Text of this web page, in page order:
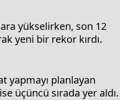
yükselirken, son 12
yeni bir rekor kırdı.
yapmayı planlayan
üçüncü sırada yer aldı.